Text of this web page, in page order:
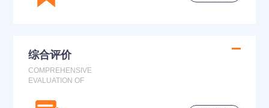
综合评价
COMPREHENSIVE
EVALUATION OF